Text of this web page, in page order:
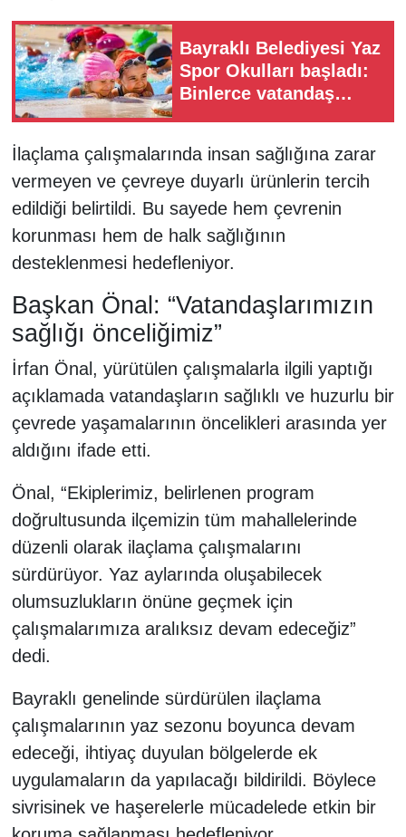
Bayraklı Belediyesi Yaz
Spor Okulları başladı:
Binlerce vatandaş
İlaçlama çalışmalarında insan sağlığına zarar
vermeyen ve çevreye duyarlı ürünlerin tercih
edildiği belirtildi. Bu sayede hem çevrenin
korunması hem de halk sağlığının
desteklenmesi hedefleniyor.
Başkan Önal: “Vatandaşlarımızın
sağlığı önceliğimiz”
İrfan Önal, yürütülen çalışmalarla ilgili yaptığı
açıklamada vatandaşların sağlıklı ve huzurlu bir
çevrede yaşamalarının öncelikleri arasında yer
aldığını ifade etti.
Önal, “Ekiplerimiz, belirlenen program
doğrultusunda ilçemizin tüm mahallelerinde
düzenli olarak ilaçlama çalışmalarını
sürdürüyor. Yaz aylarında oluşabilecek
olumsuzlukların önüne geçmek için
çalışmalarımıza aralıksız devam edeceğiz”
dedi.
Bayraklı genelinde sürdürülen ilaçlama
çalışmalarının yaz sezonu boyunca devam
edeceği, ihtiyaç duyulan bölgelerde ek
uygulamaların da yapılacağı bildirildi. Böylece
sivrisinek ve haşerelerle mücadelede etkin bir